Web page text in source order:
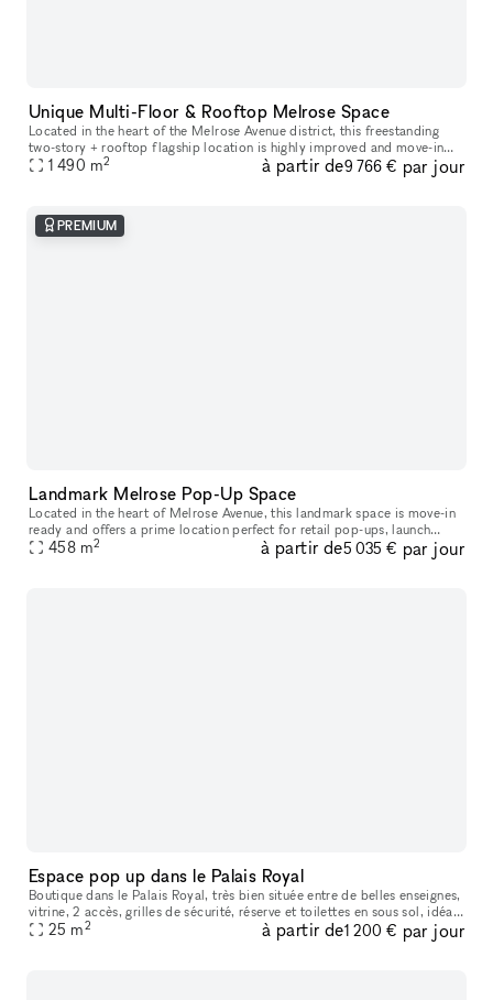
Unique Multi-Floor & Rooftop Melrose Space
Located in the heart of the Melrose Avenue district, this freestanding
two-story + rooftop flagship location is highly improved and move-in
ready. It is an incredible opportunity to host your next p
1 490 m2 à partir de9 766 € par jour
PREMIUM
Landmark Melrose Pop-Up Space
Located in the heart of Melrose Avenue, this landmark space is move-in
ready and offers a prime location perfect for retail pop-ups, launch
events, art galleries, and product showcases. The Melrose
458 m2 à partir de5 035 € par jour
Espace pop up dans le Palais Royal
Boutique dans le Palais Royal, très bien située entre de belles enseignes,
vitrine, 2 accès, grilles de sécurité, réserve et toilettes en sous sol, idéal
pour pop up Fashion week
25 m2 à partir de1 200 € par jour